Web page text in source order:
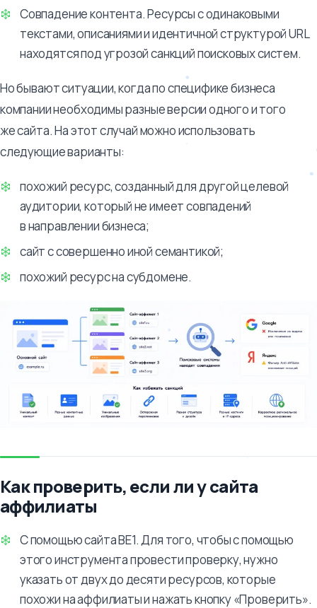
Совпадение контента. Ресурсы с одинаковыми
текстами, описаниями и идентичной структурой URL
находятся под угрозой санкций поисковых систем.
Но бывают ситуации, когда по специфике бизнеса
компании необходимы разные версии одного и того
же сайта. На этот случай можно использовать
следующие варианты:
похожий ресурс, созданный для другой целевой
аудитории, который не имеет совпадений
в направлении бизнеса;
сайт с совершенно иной семантикой;
похожий ресурс на субдомене.
Как проверить, если ли у сайта
аффилиаты
С помощью сайта BE1. Для того, чтобы с помощью
этого инструмента провести проверку, нужно
указать от двух до десяти ресурсов, которые
похожи на аффилиаты и нажать кнопку «Проверить».